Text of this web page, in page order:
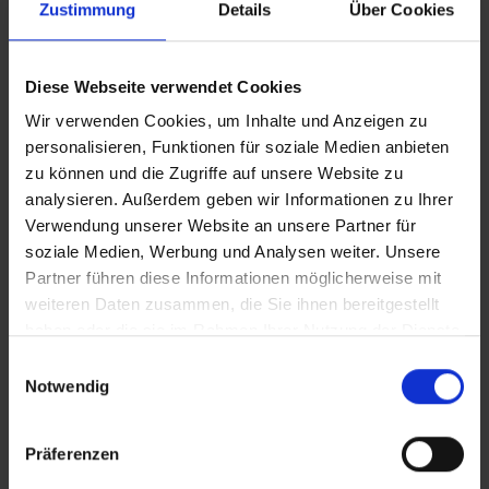
Zustimmung Details Über Cookies
Diese Webseite verwendet Cookies
Wir verwenden Cookies, um Inhalte und Anzeigen zu
personalisieren, Funktionen für soziale Medien anbieten
zu können und die Zugriffe auf unsere Website zu
analysieren. Außerdem geben wir Informationen zu Ihrer
Verwendung unserer Website an unsere Partner für
soziale Medien, Werbung und Analysen weiter. Unsere
Partner führen diese Informationen möglicherweise mit
weiteren Daten zusammen, die Sie ihnen bereitgestellt
Notwendig
Präferenzen
In Sicherheit in Deutschland, in Gedanken im Krieg
Vollversion
CLEAN_Tafeln mit Zentrallager
iT_Tafeln mit Zentrallager
Zusätzliches Material